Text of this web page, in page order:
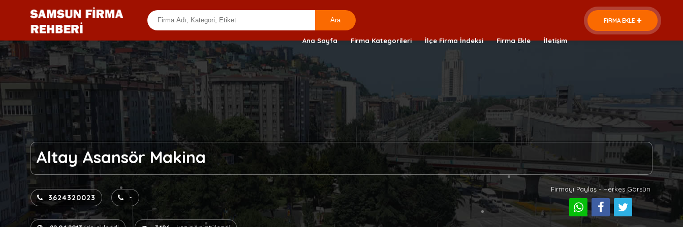
FİRMA EKLE
Ana Sayfa Firma Kategorileri İlçe Firma İndeksi Firma Ekle İletişim
Altay Asansör Makina
3624320023 -
Firmayı Paylaş - Herkes Görsün